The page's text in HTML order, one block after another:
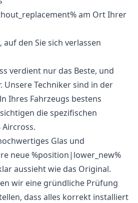
auf den Sie sich verlassen
verdient nur das Beste, und
Unsere Techniker sind in der
Ihres Fahrzeugs bestens
die spezifischen
Aircross.
Glas und
neue %position|lower_new%
aussieht wie das Original.
wir eine gründliche Prüfung
dass alles korrekt installiert